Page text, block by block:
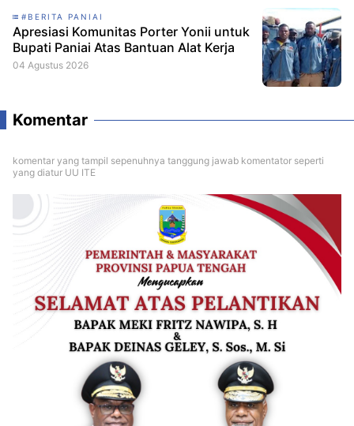
#BERITA PANIAI
Apresiasi Komunitas Porter Yonii untuk
Bupati Paniai Atas Bantuan Alat Kerja
04 Agustus 2026
Komentar
komentar yang tampil sepenuhnya tanggung jawab komentator seperti
yang diatur UU ITE